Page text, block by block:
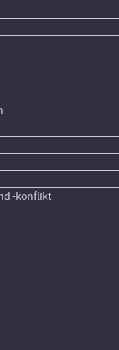
-konflikt